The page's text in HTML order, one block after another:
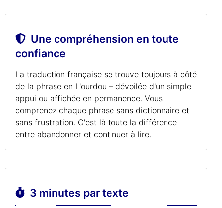
Une compréhension en toute
confiance
La traduction française se trouve toujours à côté
de la phrase en L'ourdou – dévoilée d'un simple
appui ou affichée en permanence. Vous
comprenez chaque phrase sans dictionnaire et
sans frustration. C'est là toute la différence
entre abandonner et continuer à lire.
3 minutes par texte